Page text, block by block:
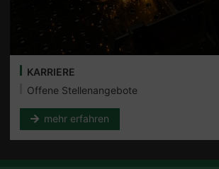
KARRIERE
Offene Stellenangebote
mehr erfahren